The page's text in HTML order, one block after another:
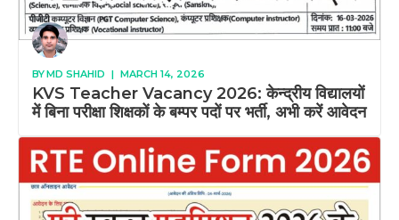
BYMD SHAHID | MARCH 14, 2026
KVS Teacher Vacancy 2026: केन्द्रीय विद्यालयों
में बिना परीक्षा शिक्षकों के बम्पर पदों पर भर्ती, अभी करें आवेदन